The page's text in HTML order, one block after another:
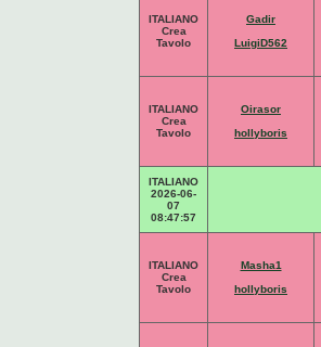
ITALIANO
Crea
Tavolo
Gadir
LuigiD562
ITALIANO
Crea
Tavolo
Oirasor
hollyboris
ITALIANO
2026-06-
07
08:47:57
ITALIANO
Crea
Tavolo
Masha1
hollyboris